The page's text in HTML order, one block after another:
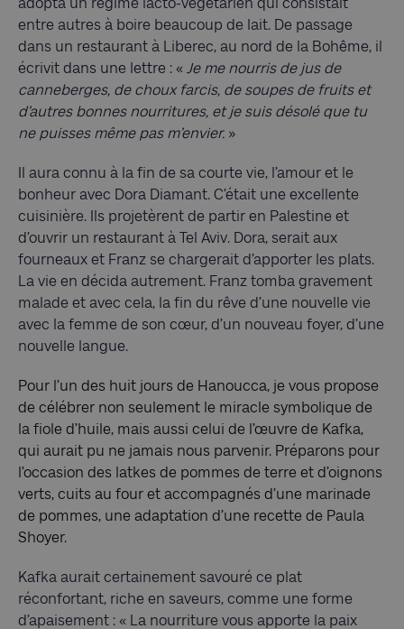
entre autres à boire beaucoup de lait. De passage
dans un restaurant à Liberec, au nord de la Bohême, il
écrivit dans une lettre : « Je me nourris de jus de
canneberges, de choux farcis, de soupes de fruits et
d’autres bonnes nourritures, et je suis désolé que tu
ne puisses même pas m’envier. »
Il aura connu à la fin de sa courte vie, l’amour et le
bonheur avec Dora Diamant. C’était une excellente
cuisinière. Ils projetèrent de partir en Palestine et
d’ouvrir un restaurant à Tel Aviv. Dora, serait aux
fourneaux et Franz se chargerait d’apporter les plats.
La vie en décida autrement. Franz tomba gravement
malade et avec cela, la fin du rêve d’une nouvelle vie
avec la femme de son cœur, d’un nouveau foyer, d’une
nouvelle langue.
Pour l’un des huit jours de Hanoucca, je vous propose
de célébrer non seulement le miracle symbolique de
la fiole d’huile, mais aussi celui de l’œuvre de Kafka,
qui aurait pu ne jamais nous parvenir. Préparons pour
l’occasion des latkes de pommes de terre et d’oignons
verts, cuits au four et accompagnés d’une marinade
de pommes, une adaptation d’une recette de Paula
Shoyer.
Kafka aurait certainement savouré ce plat
réconfortant, riche en saveurs, comme une forme
d’apaisement : « La nourriture vous apporte la paix